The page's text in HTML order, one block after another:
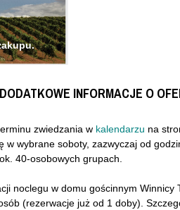
DODATKOWE INFORMACJE O
zwiedzania w kalendarzu na
wybrane soboty, zazwyczaj od
40-osobowych grupach.
noclegu w domu gościnnym Winnicy
(rezerwacje już od 1 doby).